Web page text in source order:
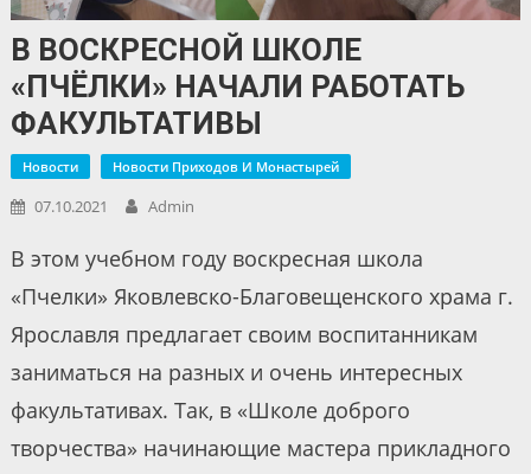
В ВОСКРЕСНОЙ ШКОЛЕ
«ПЧЁЛКИ» НАЧАЛИ РАБОТАТЬ
ФАКУЛЬТАТИВЫ
Новости Новости Приходов И Монастырей
07.10.2021 Admin
В этом учебном году воскресная школа
«Пчелки» Яковлевско-Благовещенского храма г.
Ярославля предлагает своим воспитанникам
заниматься на разных и очень интересных
факультативах. Так, в «Школе доброго
творчества» начинающие мастера прикладного